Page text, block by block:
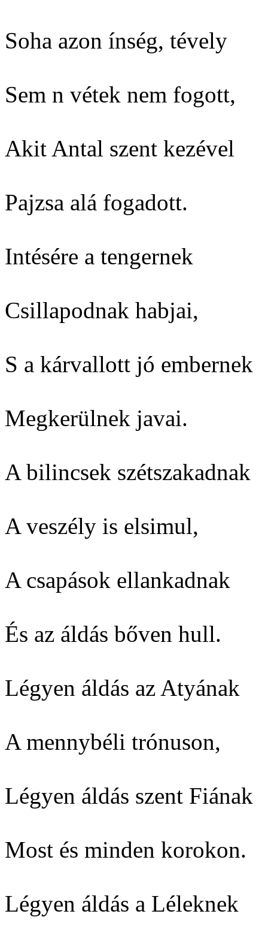
Soha azon ínség, tévely
Sem n vétek nem fogott,
Akit Antal szent kezével
Pajzsa alá fogadott.
Intésére a tengernek
Csillapodnak habjai,
S a kárvallott jó embernek
Megkerülnek javai.
A bilincsek szétszakadnak
A veszély is elsimul,
A csapások ellankadnak
És az áldás bőven hull.
Légyen áldás az Atyának
A mennybéli trónuson,
Légyen áldás szent Fiának
Most és minden korokon.
Légyen áldás a Léleknek